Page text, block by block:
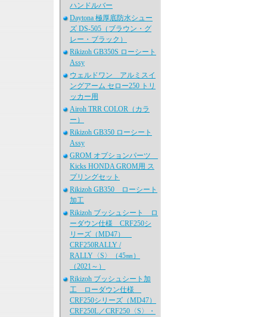
ハンドルバー
Daytona 極厚底防水シュー
ズ DS-505（ブラウン・グ
レー・ブラック）
Rikizoh GB350S ローシート
Assy
ウェルドワン アルミスイ
ングアーム セロー250 トリ
ッカー用
Airoh TRR COLOR（カラ
ー）
Rikizoh GB350 ローシート
Assy
GROM オプションパーツ
Kicks HONDA GROM用 ス
プリングセット
Rikizoh GB350 ローシート
加工
Rikizoh ブッシュシート ロ
ーダウン仕様 CRF250シ
リーズ（MD47）
CRF250RALLY /
RALLY〈S〉（45㎜）
（2021～）
Rikizoh ブッシュシート加
工 ローダウン仕様
CRF250シリーズ（MD47）
CRF250L／CRF250〈S〉・